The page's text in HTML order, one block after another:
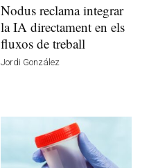
Nodus reclama integrar
la IA directament en els
fluxos de treball
Jordi González